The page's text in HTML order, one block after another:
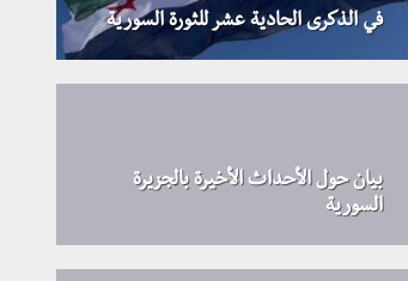
في الذكرى الحادية عشر للثورة السورية
بيان حول الأحداث الأخيرة بالجزيرة
السورية